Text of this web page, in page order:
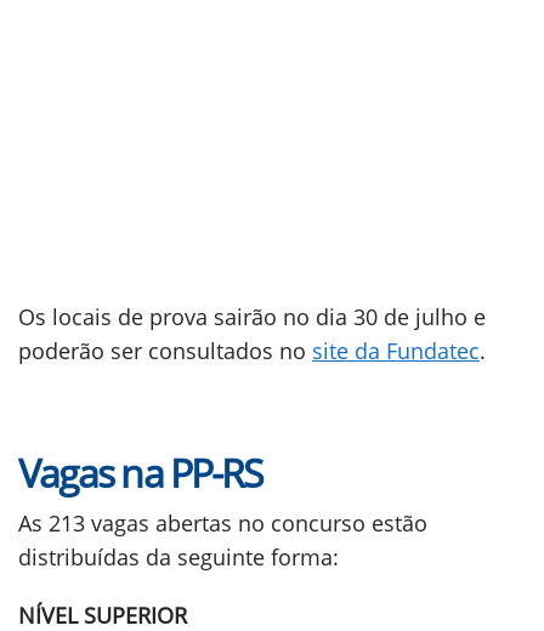
Os locais de prova sairão no dia 30 de julho e
poderão ser consultados no site da Fundatec.
Vagas na PP-RS
As 213 vagas abertas no concurso estão
distribuídas da seguinte forma:
NÍVEL SUPERIOR